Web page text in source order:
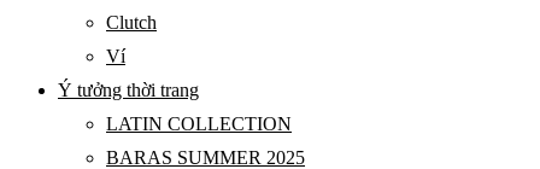
Clutch
Ví
Ý tưởng thời trang
LATIN COLLECTION
BARAS SUMMER 2025